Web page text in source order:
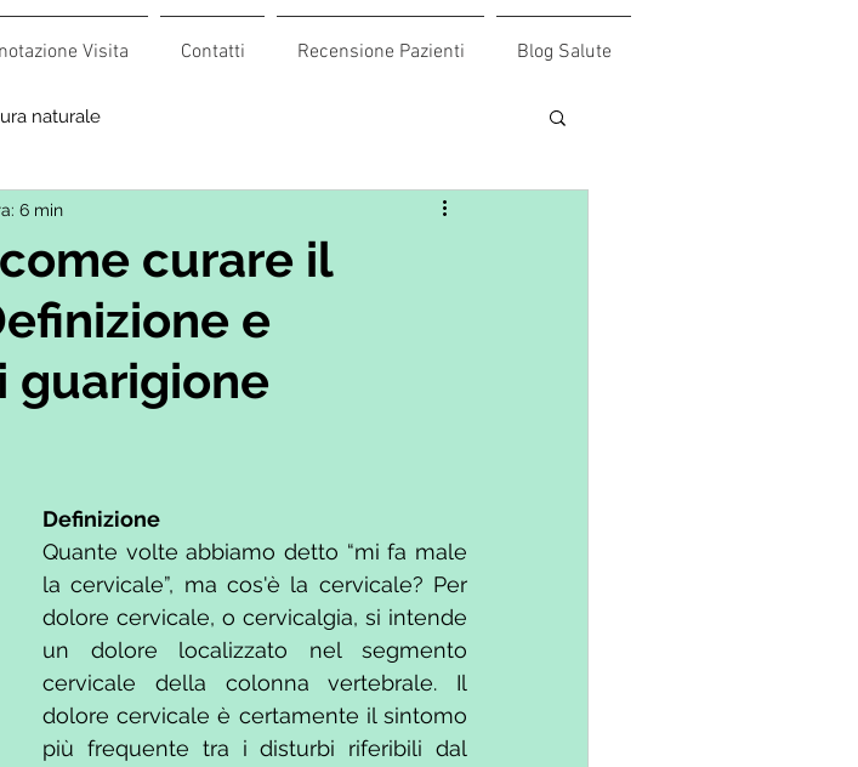
Visita Contatti Recensione Pazienti Blog Salute
naturale
curare il
e
guarigione
6 min
Definizione
Quante volte abbiamo detto “mi fa male
la cervicale”, ma cos'è la cervicale? Per
dolore cervicale, o cervicalgia, si intende
un dolore localizzato nel segmento
cervicale della colonna vertebrale. Il
dolore cervicale è certamente il sintomo
più frequente tra i disturbi riferibili dal